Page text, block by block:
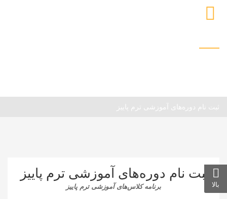
ثبت نام دوره‌های آموزشی ترم پاییز
ثبت نام دوره‌های آموزشی ترم پاییز
برنامه کلاس‌های آموزشی ترم پاییز بالا